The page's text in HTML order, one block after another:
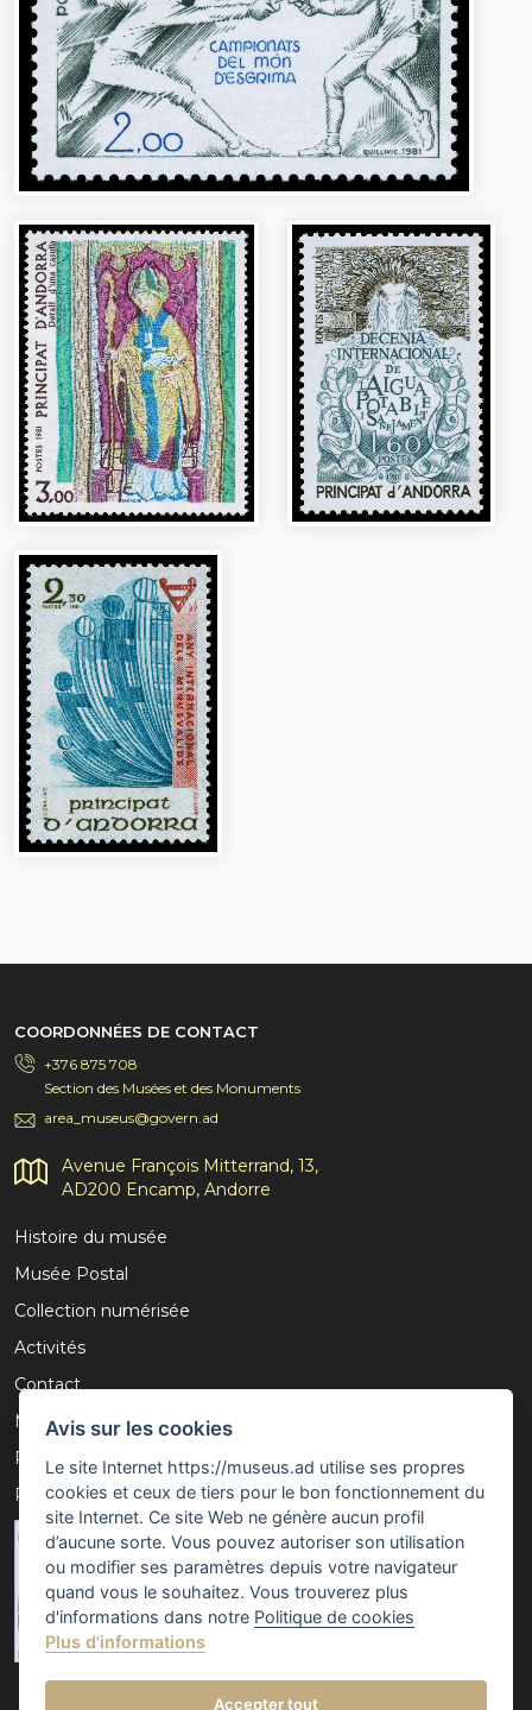
COORDONNÉES DE CONTACT
+376 875 708
Section des Musées et des Monuments
area_museus@govern.ad
Avenue François Mitterrand, 13,
AD200 Encamp, Andorre
Histoire du musée
Musée Postal
Collection numérisée
Activités
Contact
Mention légale
Politique de confidentialité
Politique de cookies
Avis sur les cookies
Le site Internet https://museus.ad utilise ses propres
cookies et ceux de tiers pour le bon fonctionnement du
site Internet. Ce site Web ne génère aucun profil
d’aucune sorte. Vous pouvez autoriser son utilisation
ou modifier ses paramètres depuis votre navigateur
quand vous le souhaitez. Vous trouverez plus
d'informations dans notre Politique de cookies
Plus d'informations
Accepter tout